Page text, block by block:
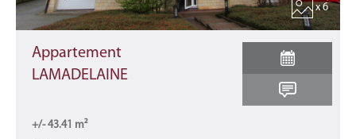
x 6
Appartement
LAMADELAINE
+/- 43.41 m²